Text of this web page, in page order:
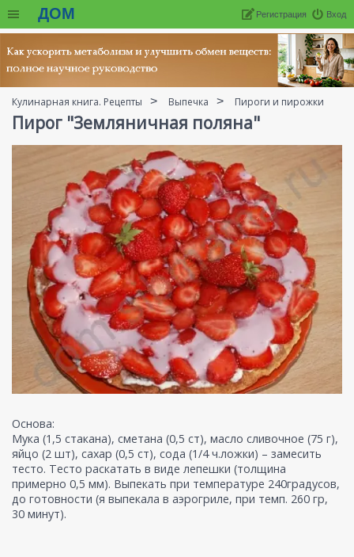
ДОМ Вход
Регистрация
Кулинарная книга. Рецепты Выпечка Пироги и пирожки
Пирог "Земляничная поляна"
Основа:
Мука (1,5 стакана), сметана (0,5 ст), масло сливочное (75 г),
яйцо (2 шт), сахар (0,5 ст), сода (1/4 ч.ложки) – замесить
тесто. Тесто раскатать в виде лепешки (толщина
примерно 0,5 мм). Выпекать при температуре 240градусов,
до готовности (я выпекала в аэрогриле, при темп. 260 гр,
30 минут).